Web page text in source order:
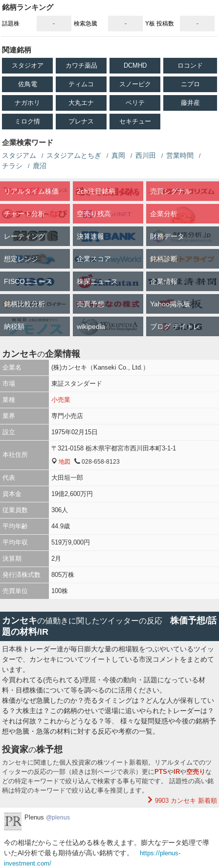
銘柄ランキング
話題株 - 検索急騰 - Y板 投稿数 -
関連銘柄
スタジオア カワチ薬品 DCMHD ロコンド
佐鳥電 ティムコ スノーピク ニプロ
ナガホリ 大丸エナ ベリテ 藤井産
ミロク情 プレナス セキチュー
企業検索ワード
スタジアム スタジアムとちぎ 真岡 西川田
営業時間
チラシ
鹿沼
リアルタイム株価 2ch注目銘柄 売買シグナル
チャート分析 空売り残高 企業分析
レーティング 決算速報 財務データ
想定レンジ 企業スコア 銘柄診断
FISCOニュース 株探ニュース 企業情報
銘柄比較分析 売買予想 Yahoo掲示板
納税額 wikipedia ブログ デイトレ
カンセキの企業情報
企業名 (株)カンセキ（Kanseki Co., Ltd.）
市場 東証スタンダード
業種 小売業
業界 専門小売店
設立 1975年02月15日
本社住所
〒321-0158 栃木県宇都宮市西川田本町3-1-1
MAP
地図 TEL
028-658-8123
代表 大田垣一郎
資本金 19億2,600万円
従業員数 306人
平均年齢 44.9歳
平均年収 519万9,000円
決算期 2月
発行済株式数 805万株
売買単位 100株
カンセキの値動きに関したツイッターの反応 株価予想/話
題の材料/IR
日本株トレーダー達が毎日膨大な量の相場観をつぶやいているツイッ
ターで、カンセキについてツイートしている市況コメントをまとめて
います。
今買われてる(売られてる)理屈・今後の動向・話題になっている材
料・目標株価について等を調べるのに活用ください。
株価がなぜ急騰したのか？売るタイミングは？どんな人が保有してい
る？大株主は？この銘柄のせいで退場に追いやられたトレーダーは？
それは何故？これからどうなる？等、 様々な疑問疑惑や今後の銘柄予
想や急騰・急落の材料に対する反応や考察の一覧。
投資家の株予想
カンセキに関連した個人投資家の株ツイート新着順。リアルタイムでのツ
イッターの反応の一部（続きは別ページで表示）更に PTSや IRや空売り な
どの特定キーワードで絞り込んで検索する事も可能です。 話題性の高い銘
柄は特定のキーワードで絞り込む事を推奨します。
9903 カンセキ 新着順
Plenus
Plenus plenus
今の相場だからこそ仕込める株を教えます。膨大なデータ処理で導
いたAI分析で最も期待値が高い銘柄です。
https://plenus-
investment.com/